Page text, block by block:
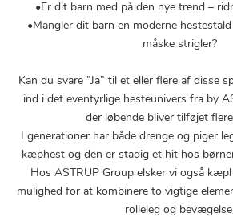
•Er dit barn med på den nye trend –
•Mangler dit barn en moderne
måske strigler?
Kan du svare ”Ja” til et eller flere af disse
ind i det eventyrlige hesteunivers fra by
der løbende bliver tilføjet
I generationer har både drenge og piger
kæphest og den er stadig et hit hos
Hos ASTRUP Group elsker vi også
mulighed for at kombinere to vigtige
rolleleg og